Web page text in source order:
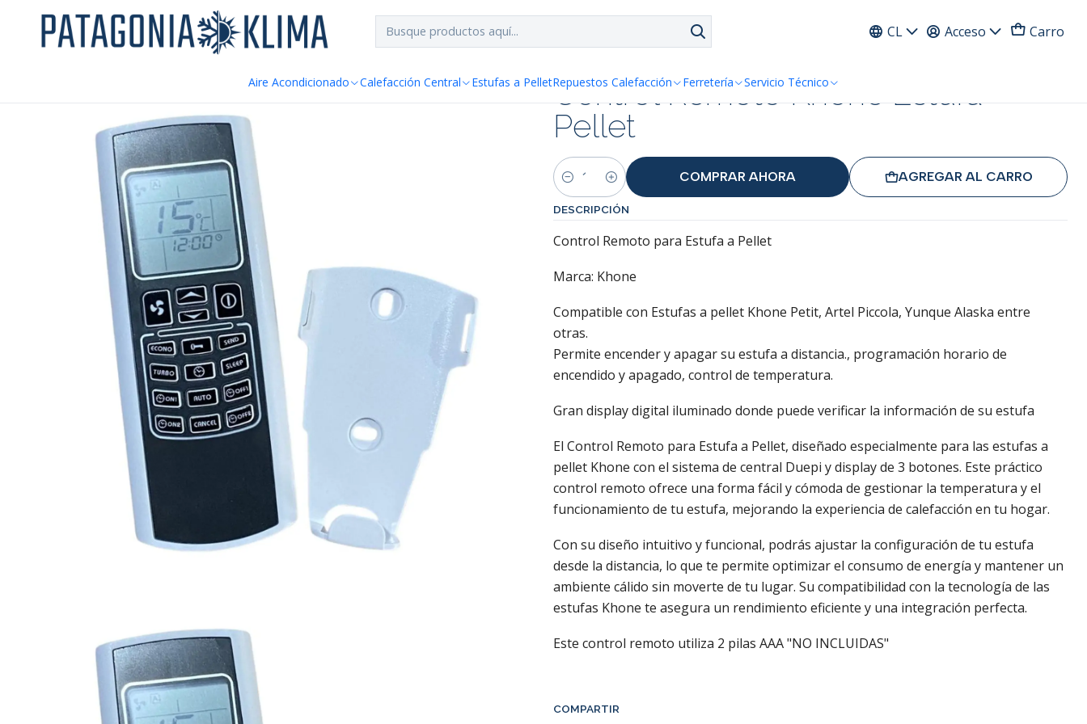
CL Acceso Carro
Aire Acondicionado Calefacción Central Estufas a PelletRepuestos Calefacción Ferretería Servicio Técnico
Inicio Repuestos Estufa Pellet Control Remoto Khone Estufa Pellet
Control Remoto Khone Estufa
Pellet
Cantidad
AGREGAR AL CARRO
COMPRAR AHORA
DESCRIPCIÓN
Control Remoto para Estufa a Pellet
Marca: Khone
Compatible con Estufas a pellet Khone Petit, Artel Piccola, Yunque Alaska entre
otras.
Permite encender y apagar su estufa a distancia., programación horario de
encendido y apagado, control de temperatura.
Gran display digital iluminado donde puede verificar la información de su estufa
El Control Remoto para Estufa a Pellet, diseñado especialmente para las estufas a
pellet Khone con el sistema de central Duepi y display de 3 botones. Este práctico
control remoto ofrece una forma fácil y cómoda de gestionar la temperatura y el
funcionamiento de tu estufa, mejorando la experiencia de calefacción en tu hogar.
Con su diseño intuitivo y funcional, podrás ajustar la configuración de tu estufa
desde la distancia, lo que te permite optimizar el consumo de energía y mantener un
ambiente cálido sin moverte de tu lugar. Su compatibilidad con la tecnología de las
estufas Khone te asegura un rendimiento eficiente y una integración perfecta.
Este control remoto utiliza 2 pilas AAA "NO INCLUIDAS"
COMPARTIR